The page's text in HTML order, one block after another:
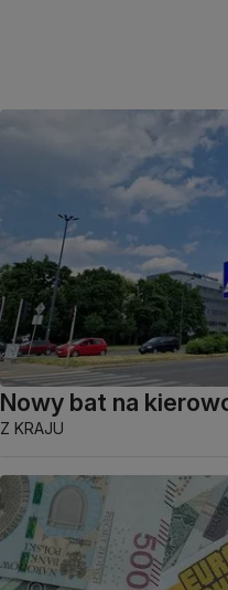
Nowy bat na
Z KRAJU